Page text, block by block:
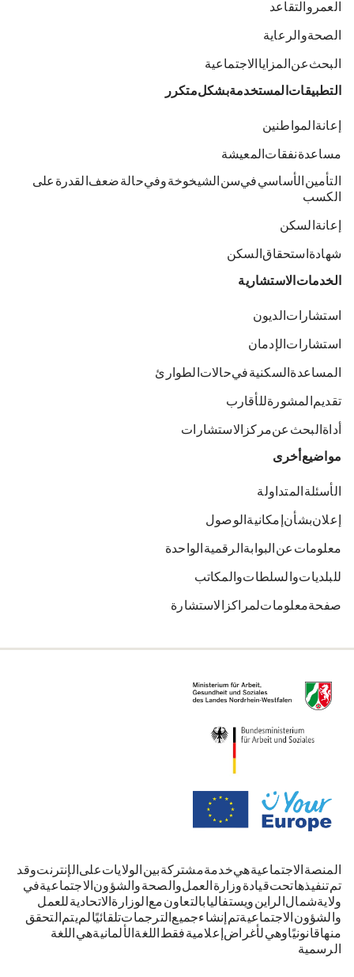
العمر والتقاعد
الصحة والرعاية
البحث عن المزايا الاجتماعية
التطبيقات المستخدمة بشكل متكرر
إعانة المواطنين
مساعدة نفقات المعيشة
التأمين الأساسي في سن الشيخوخة وفي حالة ضعف القدرة على
الكسب
إعانة السكن
شهادة استحقاق السكن
الخدمات الاستشارية
استشارات الديون
استشارات الإدمان
المساعدة السكنية في حالات الطوارئ
تقديم المشورة للأقارب
أداة البحث عن مركز الاستشارات
مواضيع أخرى
الأسئلة المتداولة
إعلان بشأن إمكانية الوصول
معلومات عن البوابة الرقمية الواحدة
للبلديات والسلطات والمكاتب
صفحة معلومات لمراكز الاستشارة
المنصة الاجتماعية هي خدمة مشتركة بين الولايات على الإنترنت. وقد
تم تنفيذها تحت قيادة وزارة العمل والصحة والشؤون الاجتماعية في
ولاية شمال الراين-ويستفاليا بالتعاون مع الوزارة الاتحادية للعمل
والشؤون الاجتماعية. تم إنشاء جميع الترجمات تلقائيًا. لم يتم التحقق
منها قانونيًا وهي لأغراض إعلامية فقط. اللغة الألمانية هي اللغة
الرسمية.